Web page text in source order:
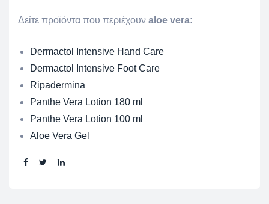
Δείτε προϊόντα που περιέχουν aloe vera:
Dermactol Intensive Hand Care
Dermactol Intensive Foot Care
Ripadermina
Panthe Vera Lotion 180 ml
Panthe Vera Lotion 100 ml
Aloe Vera Gel
Share: